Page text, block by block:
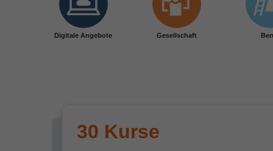
Digitale Angebote Gesellschaft
30 Kurse